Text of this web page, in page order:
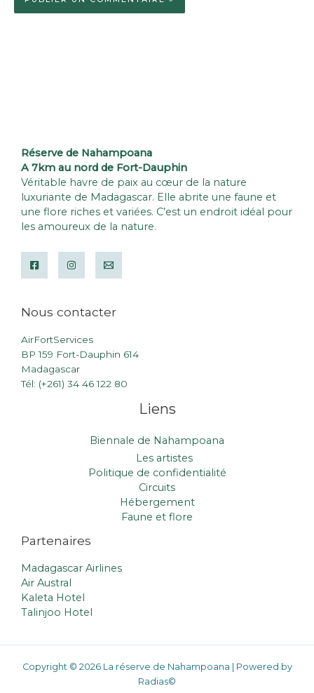
Réserve de Nahampoana
A 7km au nord de Fort-Dauphin
Véritable havre de paix au cœur de la nature
luxuriante de Madagascar. Elle abrite une faune et
une flore riches et variées. C’est un endroit idéal pour
les amoureux de la nature.
Nous contacter
AirFortServices
BP 159 Fort-Dauphin 614
Madagascar
Tél: (+261) 34 46 122 80
Liens
Biennale de Nahampoana
Les artistes
Politique de confidentialité
Circuits
Hébergement
Faune et flore
Partenaires
Madagascar Airlines
Air Austral
Kaleta Hotel
Talinjoo Hotel
Copyright © 2026 La réserve de Nahampoana | Powered by
Radias©